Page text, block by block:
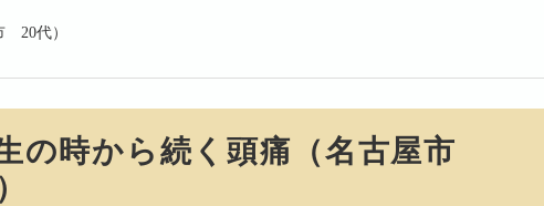
20代）
の時から続く頭痛（名古屋市